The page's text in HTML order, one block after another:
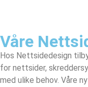
Våre
Hos Nettsidedesign
for nettsider,
med ulike behov. Våre